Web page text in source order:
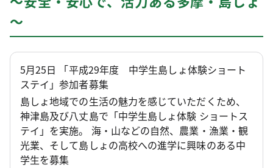
～
5月25日 「平成29年度 中学生島しょ体験ショート
ステイ」参加者募集
島しょ地域での生活の魅力を感じていただくため、
神津島及び八丈島で「中学生島しょ体験 ショートス
テイ」を実施。 海・山などの自然、農業・漁業・観
光業、そして島しょの高校への進学に興味のある中
学生を募集